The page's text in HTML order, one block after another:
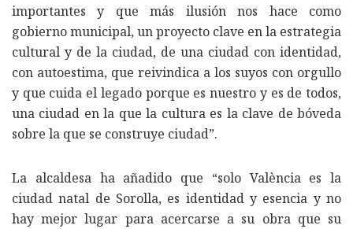
importantes y que más ilusión nos hace como
gobierno municipal, un proyecto clave en la estrategia
cultural y de la ciudad, de una ciudad con identidad,
con autoestima, que reivindica a los suyos con orgullo
y que cuida el legado porque es nuestro y es de todos,
una ciudad en la que la cultura es la clave de bóveda
sobre la que se construye ciudad”.
La alcaldesa ha añadido que “solo València es la
ciudad natal de Sorolla, es identidad y esencia y no
hay mejor lugar para acercarse a su obra que su